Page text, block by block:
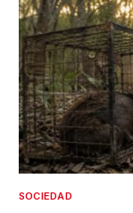
SOCIEDAD